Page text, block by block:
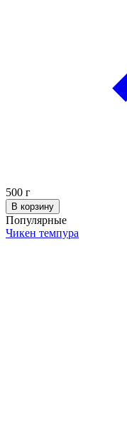
500 г
В корзину
Популярные
Чикен темпура